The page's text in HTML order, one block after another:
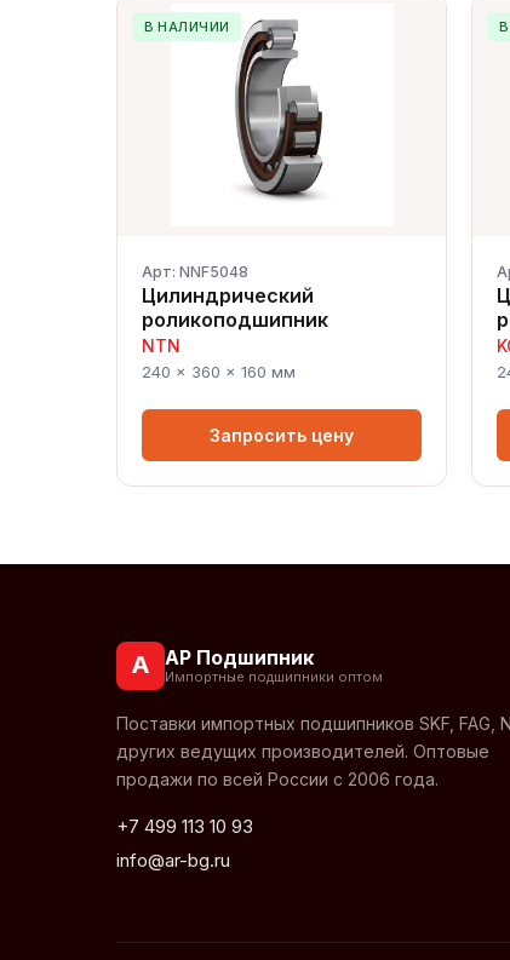
В НАЛИЧИИ
Арт: NNF5048
Цилиндрический
роликоподшипник
NTN
240 × 360 × 160 мм
Запросить цену
А АР Подшипник
Импортные подшипники оптом
Поставки импортных подшипников SKF, FAG,
других ведущих производителей. Оптовые
продажи по всей России с 2006 года.
+7 499 113 10 93
info@ar-bg.ru